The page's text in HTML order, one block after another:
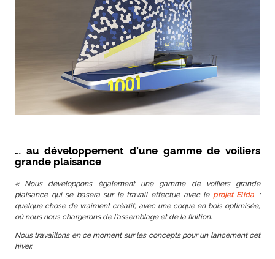
… au développement d’une gamme de voiliers
grande plaisance
« Nous développons également une gamme de voiliers grande
plaisance qui se basera sur le travail effectué avec le projet Elida. :
quelque chose de vraiment créatif, avec une coque en bois optimisée,
où nous nous chargerons de l’assemblage et de la finition.
Nous travaillons en ce moment sur les concepts pour un lancement cet
hiver.